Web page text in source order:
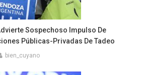
Sospechoso Impulso De
Públicas-Privadas De Tadeo
bien_cuyano